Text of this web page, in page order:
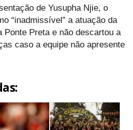
de Yusupha Njie, o
“inadmissível” a atuação da
Ponte Preta e não descartou a
caso a equipe não apresente